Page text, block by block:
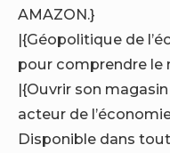
AMAZON.}
|{Géopolitique de
pour comprendre le
|{Ouvrir son
acteur de
Disponible dans